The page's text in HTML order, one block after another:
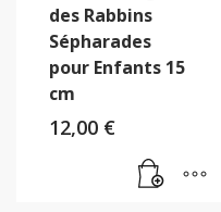
des Rabbins
Sépharades
pour Enfants 15
cm
12,00 €